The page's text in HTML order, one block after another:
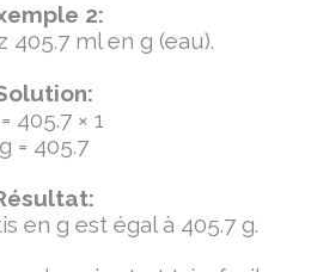
2:
405.7 ml en g (eau).
405.7 × 1
g = 405.7
en g est égal à 405.7 g.